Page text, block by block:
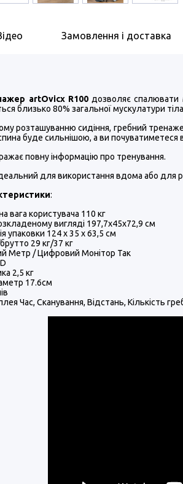
Замовлення і доставка
artOvicx R100дозволяє спалювати
близько 80% загальної мускулатури
розташуванню сидіння, гребний
буде сильнішою, а ви почуватиметеся
повну інформацію про тренування.
для використання вдома або для
:
вага користувача 110 кг
вигляді 197,7х45х72,9 см
упаковки 124 х 35 х 63,5 см
29 кг/37 кг
Метр / Цифровий Монітор Так
2,5 кг
17.6см
Час, Сканування, Відстань, Кількість